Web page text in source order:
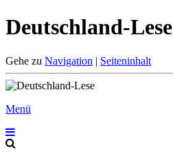
Deutschland-Lese
Gehe zu Navigation | Seiteninhalt
Menü